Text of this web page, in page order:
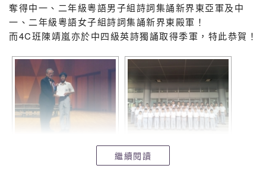
奪得中一、二年級粵語男子組詩詞集誦新界東亞軍及中
一、二年級粵語女子組詩詞集誦新界東殿軍！
而4C班陳靖嵐亦於中四級英詩獨誦取得季軍，特此恭賀！
繼續閱讀